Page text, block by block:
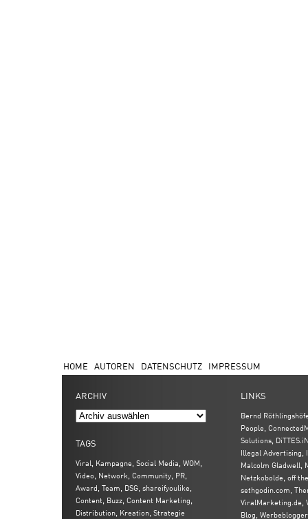
HOME AUTOREN DATENSCHUTZ IMPRESSUM
ARCHIV
TAGS
Viral, Kampagne, Social Media, WOM,
Video, Network, Community, PR,
Award, Team, DSG, shareifyoulike,
Content, Buzz, Content Marketing,
Distribution, Kreation, Strategie
LINKS
Bernd
People,
Solutions,
Illegal Advertising,
Malcolm Gladwell,
Netzkobolde, off
sethgodin.com,
ViralMarketing.de,
Blog, Werbeblogger